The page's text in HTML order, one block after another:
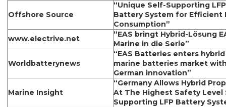
Offshore Source
“Unique Self-Supporting LFP
Battery System for Efficient
Consumption”
www.electrive.net
“EAS bringt Hybrid-Lösung
Marine in die Serie”
Worldbatterynews
“EAS Batteries enters hybrid
marine batteries market
German innovation”
Marine Insight
“Germany Allows Hybrid
At The Highest Safety Level
Supporting LFP Battery